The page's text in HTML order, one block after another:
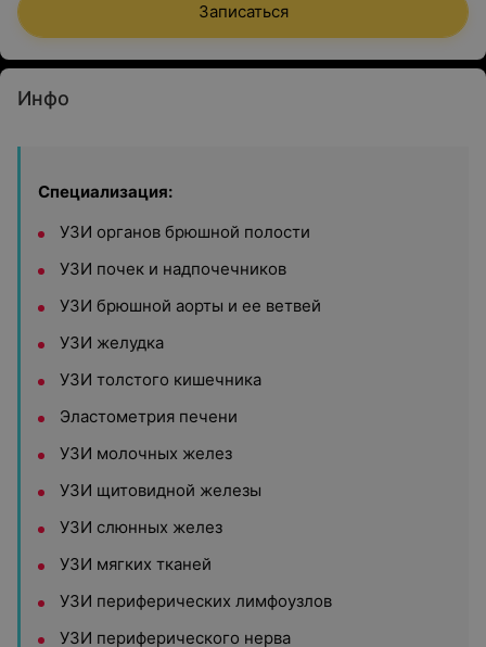
Записаться
Инфо
Специализация:
УЗИ органов брюшной полости
УЗИ почек и надпочечников
УЗИ брюшной аорты и ее ветвей
УЗИ желудка
УЗИ толстого кишечника
Эластометрия печени
УЗИ молочных желез
УЗИ щитовидной железы
УЗИ слюнных желез
УЗИ мягких тканей
УЗИ периферических лимфоузлов
УЗИ периферического нерва